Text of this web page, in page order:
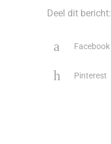
Deel dit bericht:
Facebook
Pinterest